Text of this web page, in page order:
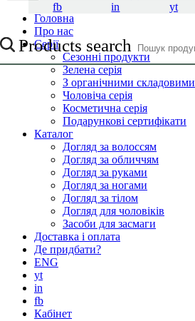
yt
in
fb
Products search
Головна
Про нас
Серії
Сезонні продукти
Зелена серія
З органічними складовими
Чоловіча серія
Косметична серія
Подарункові сертифікати
Каталог
Догляд за волоссям
Догляд за обличчям
Догляд за руками
Догляд за ногами
Догляд за тілом
Догляд для чоловіків
Засоби для засмаги
Доставка і оплата
Де придбати?
ENG
yt
in
fb
Кабінет